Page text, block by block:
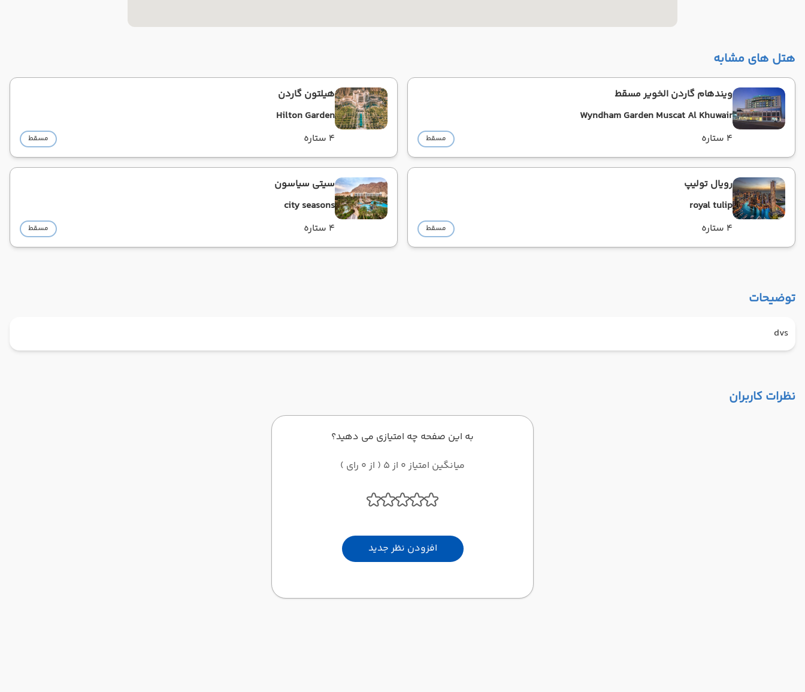
هتل های مشابه
ویندهام گاردن الخویر مسقط
Wyndham Garden Muscat Al Khuwair
4 ستاره
مسقط
هیلتون گاردن
Hilton Garden
4 ستاره
مسقط
رویال تولیپ
royal tulip
4 ستاره
مسقط
سیتی سیاسون
city seasons
4 ستاره
مسقط
توضیحات
dvs
نظرات کاربران
به این صفحه چه امتیازی می دهید؟
میانگین امتیاز 0 از 5 ( از 0 رای )
افزودن نظر جدید